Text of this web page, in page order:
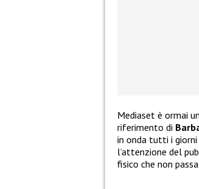
Mediaset è ormai
riferimento di
in onda tutti i giorni
l’attenzione del
fisico che non